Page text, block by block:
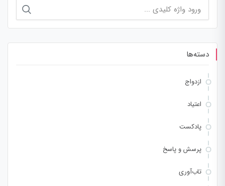
جستجو
برای:
دسته‌ها
ازدواج
اعتیاد
پادکست
پرسش و پاسخ
تاب‌آوری